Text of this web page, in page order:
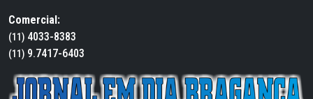
Comercial:
(11) 4033-8383
(11) 9.7417-6403